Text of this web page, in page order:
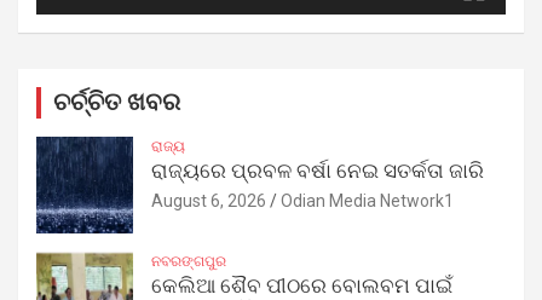
ଚର୍ଚ୍ଚିତ ଖବର
ରାଜ୍ୟ
ରାଜ୍ୟରେ ପ୍ରବଳ ବର୍ଷା ନେଇ ସତର୍କତା ଜାରି
August 6, 2026 Odian Media Network1
ନବରଙ୍ଗପୁର
କେଲିଆ ଶୈବ ପୀଠରେ ବୋଲବମ ପାଇଁ